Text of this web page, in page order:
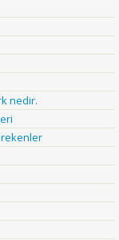
nedir.